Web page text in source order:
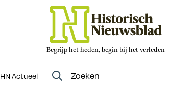
Begrijp het heden, begin bij het verleden
HN Actueel
Evenementen